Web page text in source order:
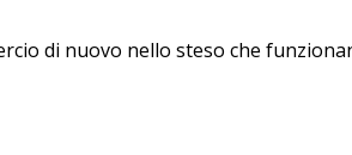
di nuovo nello steso che